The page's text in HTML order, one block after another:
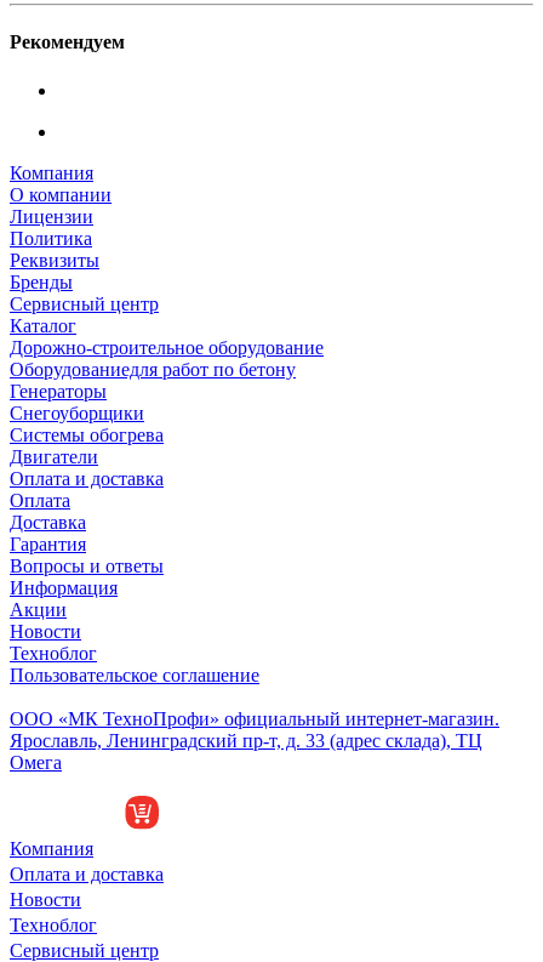
Рекомендуем
Компания
О компании
Лицензии
Политика
Реквизиты
Бренды
Сервисный центр
Каталог
Дорожно-строительное оборудование
Оборудованиедля работ по бетону
Генераторы
Снегоуборщики
Системы обогрева
Двигатели
Оплата и доставка
Оплата
Доставка
Гарантия
Вопросы и ответы
Информация
Акции
Новости
Техноблог
Пользовательское соглашение
ООО «МК ТехноПрофи» официальный интернет-магазин.
Ярославль, Ленинградский пр-т, д. 33 (адрес склада), ТЦ
Омега
Компания
Оплата и доставка
Новости
Техноблог
Сервисный центр